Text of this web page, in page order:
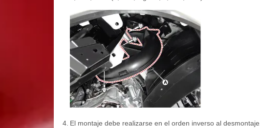
4. El montaje debe realizarse en el orden inverso al desmontaje.